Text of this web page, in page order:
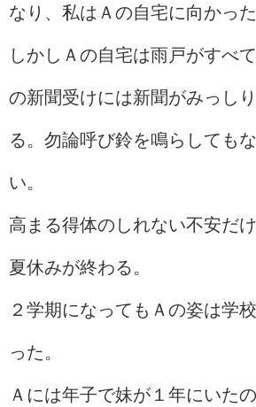
なり、私はＡの自宅に向かった
しかしＡの自宅は雨戸がすべ
の新聞受けには新聞がみっし
る。勿論呼び鈴を鳴らしても
い。
高まる得体のしれない不安だ
夏休みが終わる。
２学期になってもＡの姿は学
った。
Ａには年子で妹が１年にいた